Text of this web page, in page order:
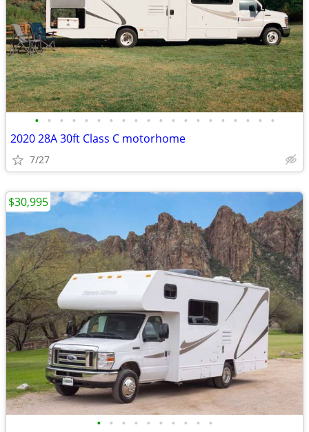
• • • • • • • • • • • • • • • • • • • •
2020 28A 30ft Class C motorhome
7/27
• • • • • • • • • •
$30,995